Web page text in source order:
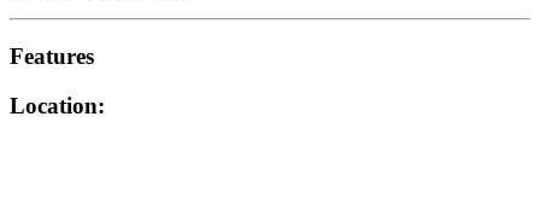
Features
Location: